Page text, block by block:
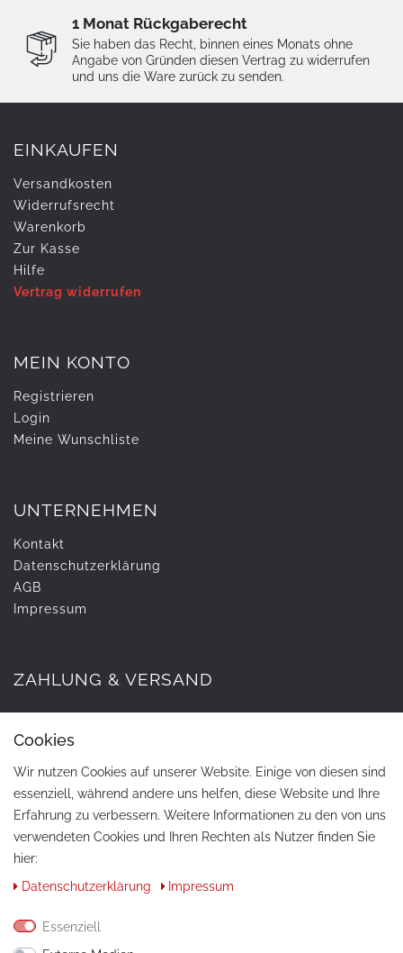
1 Monat Rückgaberecht
Sie haben das Recht, binnen eines Monats ohne
Angabe von Gründen diesen Vertrag zu widerrufen
und uns die Ware zurück zu senden.
EINKAUFEN
Versandkosten
Widerrufs­recht
Warenkorb
Zur Kasse
Hilfe
Vertrag widerrufen
MEIN KONTO
Registrieren
Login
Meine Wunschliste
UNTERNEHMEN
Kontakt
Daten­schutz­erklärung
AGB
Impressum
ZAHLUNG & VERSAND
Cookies
Wir nutzen Cookies auf unserer Website. Einige von diesen sind
essenziell, während andere uns helfen, diese Website und Ihre
Erfahrung zu verbessern. Weitere Informationen zu den von uns
verwendeten Cookies und Ihren Rechten als Nutzer finden Sie
hier:
Daten­schutz­erklärung
Impressum
Essenziell